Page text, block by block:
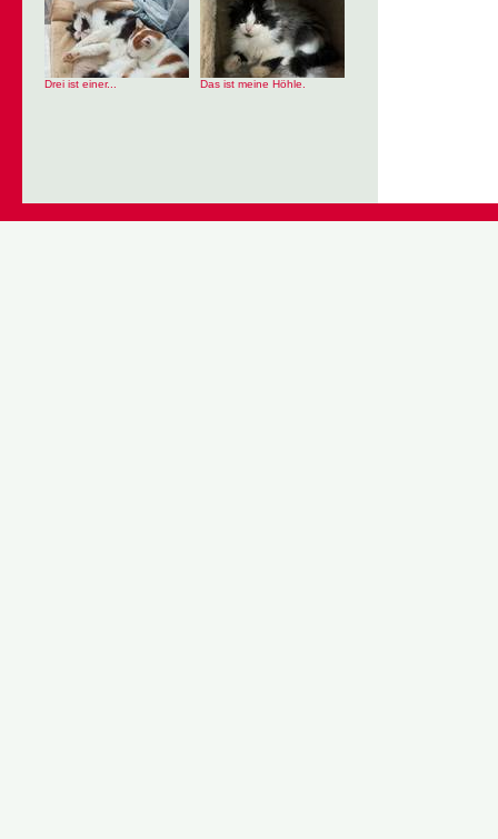
Drei ist einer... Das ist meine Höhle.